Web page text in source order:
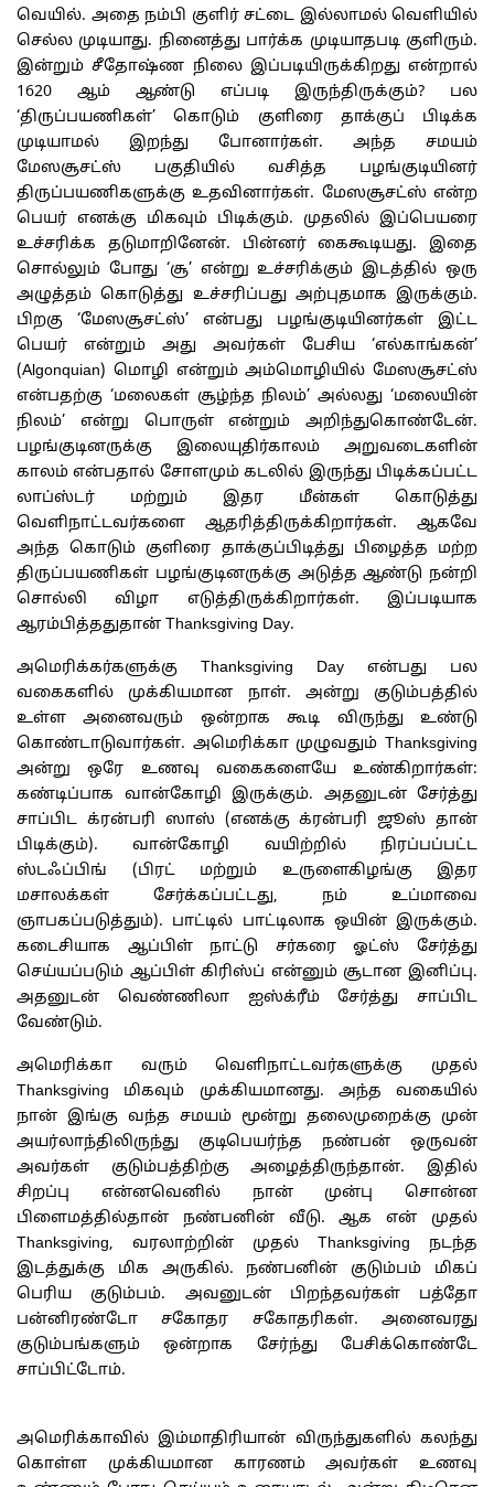
வெயில். அதை நம்பி குளிர் சட்டை இல்லாமல் வெளியில்
செல்ல முடியாது. நினைத்து பார்க்க முடியாதபடி குளிரும்.
இன்றும் சீதோஷ்ண நிலை இப்படியிருக்கிறது என்றால்
1620 ஆம் ஆண்டு எப்படி இருந்திருக்கும்? பல
‘திருப்பயணிகள்’ கொடும் குளிரை தாக்குப் பிடிக்க
முடியாமல் இறந்து போனார்கள். அந்த சமயம்
மேஸசூசட்ஸ் பகுதியில் வசித்த பழங்குடியினர்
திருப்பயணிகளுக்கு உதவினார்கள். மேஸசூசட்ஸ் என்ற
பெயர் எனக்கு மிகவும் பிடிக்கும். முதலில் இப்பெயரை
உச்சரிக்க தடுமாறினேன். பின்னர் கைகூடியது. இதை
சொல்லும் போது ‘சூ’ என்று உச்சரிக்கும் இடத்தில் ஒரு
அழுத்தம் கொடுத்து உச்சரிப்பது அற்புதமாக இருக்கும்.
பிறகு ‘மேஸசூசட்ஸ்’ என்பது பழங்குடியினர்கள் இட்ட
பெயர் என்றும் அது அவர்கள் பேசிய ‘எல்காங்கன்’
(Algonquian) மொழி என்றும் அம்மொழியில் மேஸசூசட்ஸ்
என்பதற்கு ‘மலைகள் சூழ்ந்த நிலம்’ அல்லது ‘மலையின்
நிலம்’ என்று பொருள் என்றும் அறிந்துகொண்டேன்.
பழங்குடினருக்கு இலையுதிர்காலம் அறுவடைகளின்
காலம் என்பதால் சோளமும் கடலில் இருந்து பிடிக்கப்பட்ட
லாப்ஸ்டர் மற்றும் இதர மீன்கள் கொடுத்து
வெளிநாட்டவர்களை ஆதரித்திருக்கிறார்கள். ஆகவே
அந்த கொடும் குளிரை தாக்குப்பிடித்து பிழைத்த மற்ற
திருப்பயணிகள் பழங்குடினருக்கு அடுத்த ஆண்டு நன்றி
சொல்லி விழா எடுத்திருக்கிறார்கள். இப்படியாக
ஆரம்பித்ததுதான் Thanksgiving Day.
அமெரிக்கர்களுக்கு Thanksgiving Day என்பது பல
வகைகளில் முக்கியமான நாள். அன்று குடும்பத்தில்
உள்ள அனைவரும் ஒன்றாக கூடி விருந்து உண்டு
கொண்டாடுவார்கள். அமெரிக்கா முழுவதும் Thanksgiving
அன்று ஒரே உணவு வகைகளையே உண்கிறார்கள்:
கண்டிப்பாக வான்கோழி இருக்கும். அதனுடன் சேர்த்து
சாப்பிட க்ரன்பரி ஸாஸ் (எனக்கு க்ரன்பரி ஜூஸ் தான்
பிடிக்கும்). வான்கோழி வயிற்றில் நிரப்பப்பட்ட
ஸ்டஃப்பிங் (பிரட் மற்றும் உருளைகிழங்கு இதர
மசாலக்கள் சேர்க்கப்பட்டது, நம் உப்மாவை
ஞாபகப்படுத்தும்). பாட்டில் பாட்டிலாக ஒயின் இருக்கும்.
கடைசியாக ஆப்பிள் நாட்டு சர்கரை ஓட்ஸ் சேர்த்து
செய்யப்படும் ஆப்பிள் கிரிஸ்ப் என்னும் சூடான இனிப்பு.
அதனுடன் வெண்ணிலா ஐஸ்க்ரீம் சேர்த்து சாப்பிட
வேண்டும்.
அமெரிக்கா வரும் வெளிநாட்டவர்களுக்கு முதல்
Thanksgiving மிகவும் முக்கியமானது. அந்த வகையில்
நான் இங்கு வந்த சமயம் மூன்று தலைமுறைக்கு முன்
அயர்லாந்திலிருந்து குடிபெயர்ந்த நண்பன் ஒருவன்
அவர்கள் குடும்பத்திற்கு அழைத்திருந்தான். இதில்
சிறப்பு என்னவெனில் நான் முன்பு சொன்ன
பிளைமத்தில்தான் நண்பனின் வீடு. ஆக என் முதல்
Thanksgiving, வரலாற்றின் முதல் Thanksgiving நடந்த
இடத்துக்கு மிக அருகில். நண்பனின் குடும்பம் மிகப்
பெரிய குடும்பம். அவனுடன் பிறந்தவர்கள் பத்தோ
பன்னிரண்டோ சகோதர சகோதரிகள். அனைவரது
குடும்பங்களும் ஒன்றாக சேர்ந்து பேசிக்கொண்டே
சாப்பிட்டோம்.
அமெரிக்காவில் இம்மாதிரியான் விருந்துகளில் கலந்து
கொள்ள முக்கியமான காரணம் அவர்கள் உணவு